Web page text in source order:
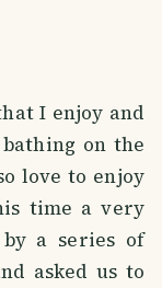
I enjoy and
on the
love to enjoy
time a very
a series of
asked us to